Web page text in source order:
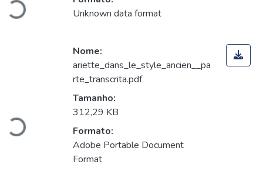
Unknown data format
Carregando...
Nome:
ariette_dans_le_style_ancien__pa
rte_transcrita.pdf
Tamanho:
312,29 KB
Formato:
Adobe Portable Document
Format